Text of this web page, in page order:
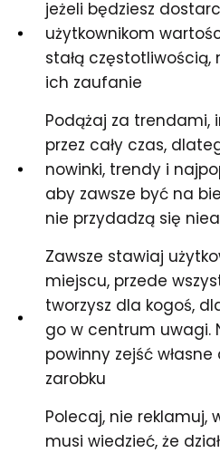
jeżeli będziesz
użytkownikom
stałą częstotliwością,
ich zaufanie
Podążaj za trendami,
przez cały czas,
nowinki, trendy i
aby zawsze być na
nie przydadzą się
Zawsze stawiaj
miejscu, przede
tworzysz dla kogoś,
go w centrum uwagi.
powinny zejść
zarobku
Polecaj, nie
musi wiedzieć, że